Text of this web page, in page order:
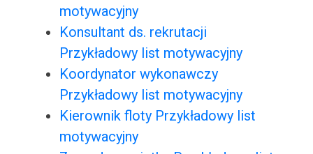
motywacyjny
Konsultant ds. rekrutacji
Przykładowy list motywacyjny
Koordynator wykonawczy
Przykładowy list motywacyjny
Kierownik floty Przykładowy list
motywacyjny